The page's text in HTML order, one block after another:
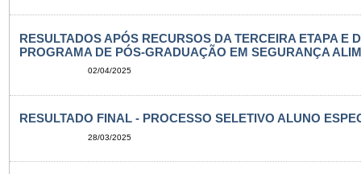
RESULTADOS APÓS RECURSOS DA TERCEIRA ETAPA E
PROGRAMA DE PÓS-GRADUAÇÃO EM SEGURANÇA
02/04/2025
RESULTADO FINAL - PROCESSO SELETIVO ALUNO
28/03/2025